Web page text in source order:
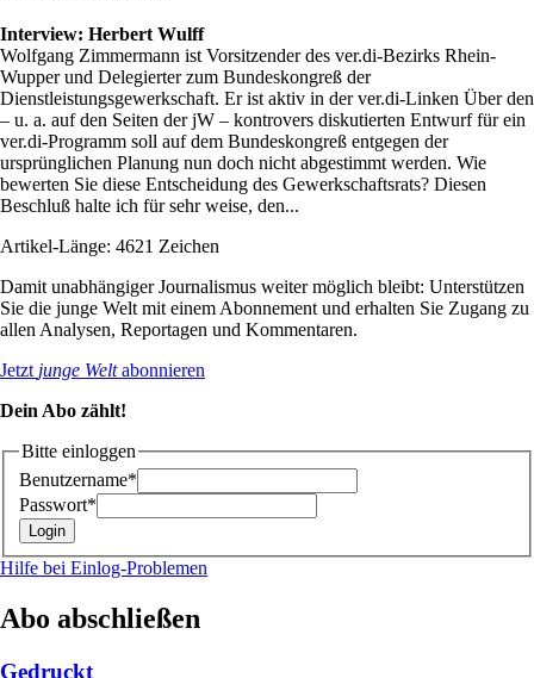
Interview: Herbert Wulff
Wolfgang Zimmermann ist Vorsitzender des ver.di-Bezirks Rhein-
Wupper und Delegierter zum Bundeskongreß der
Dienstleistungsgewerkschaft. Er ist aktiv in der ver.di-Linken Über den
– u. a. auf den Seiten der jW – kontrovers diskutierten Entwurf für ein
ver.di-Programm soll auf dem Bundeskongreß entgegen der
ursprünglichen Planung nun doch nicht abgestimmt werden. Wie
bewerten Sie diese Entscheidung des Gewerkschaftsrats? Diesen
Beschluß halte ich für sehr weise, den...
Artikel-Länge: 4621 Zeichen
Damit unabhängiger Journalismus weiter möglich bleibt: Unterstützen
Sie die junge Welt mit einem Abonnement und erhalten Sie Zugang zu
allen Analysen, Reportagen und Kommentaren.
Jetzt junge Weltabonnieren
Dein Abo zählt!
Bitte einloggen
Benutzername*
Passwort*
Hilfe bei Einlog-Problemen
Abo abschließen
Gedruckt